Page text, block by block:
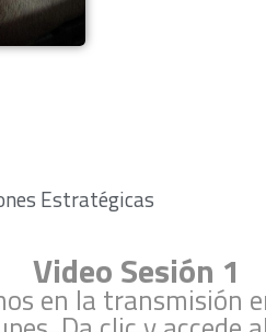
Estratégicas
Video Sesión 1
en la transmisión